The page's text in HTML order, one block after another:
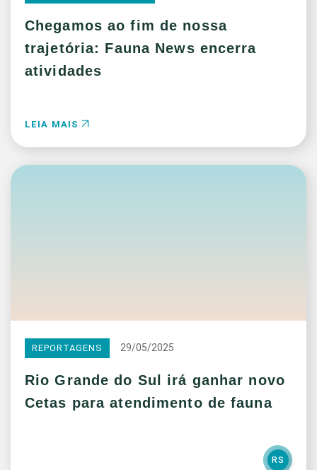
Chegamos ao fim de nossa
trajetória: Fauna News encerra
atividades
LEIA MAIS
REPORTAGENS 29/05/2025
Rio Grande do Sul irá ganhar novo
Cetas para atendimento de fauna
RS